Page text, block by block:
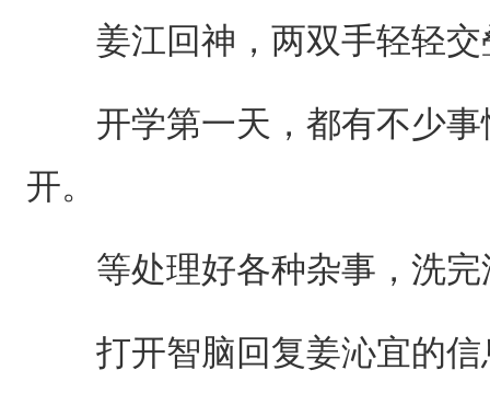
姜江回神，两双手轻轻交
开学第一天，都有不少事
开。
等处理好各种杂事，洗完
打开智脑回复姜沁宜的信